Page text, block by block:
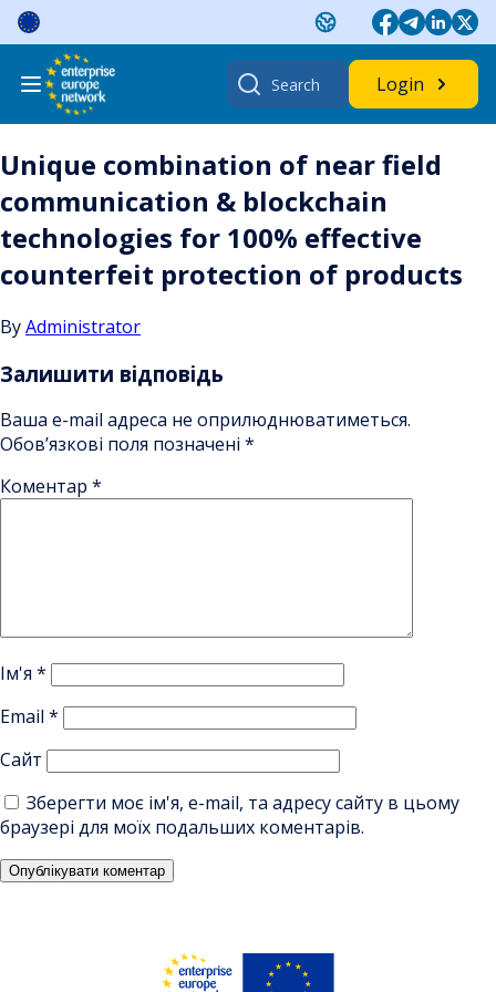
Skip
content
Search
for:
Login
Unique combination of near field
communication & blockchain
technologies for 100% effective
counterfeit protection of products
ByAdministrator
Залишити відповідь
Ваша e-mail адреса не оприлюднюватиметься.
Обов’язкові поля позначені *
Коментар *
Ім'я *
Email *
Сайт
Зберегти моє ім'я, e-mail, та адресу сайту в цьому
браузері для моїх подальших коментарів.